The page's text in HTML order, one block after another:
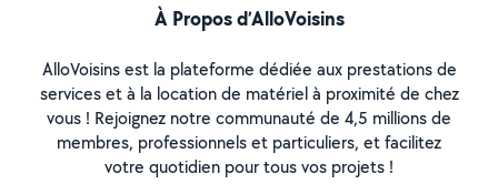
À Propos d’AlloVoisins
AlloVoisins est la plateforme dédiée aux prestations de
services et à la location de matériel à proximité de chez
vous ! Rejoignez notre communauté de 4,5 millions de
membres, professionnels et particuliers, et facilitez
votre quotidien pour tous vos projets !